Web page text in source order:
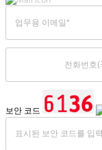
보안 코드